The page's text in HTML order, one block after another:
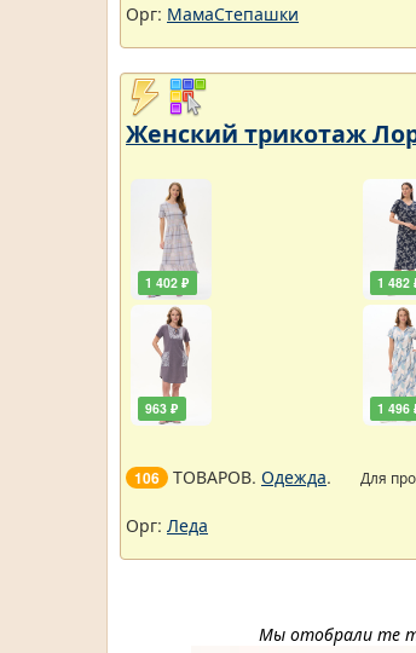
Орг: МамаСтепашки
Женский трикотаж
1 402 ₽
963 ₽
1 482
1 496
106 ТОВАРОВ. Одежда. Для
Орг: Леда
Мы отобрали те